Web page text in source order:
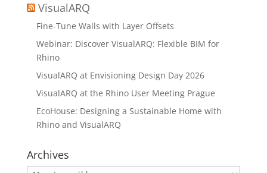
VisualARQ
Fine-Tune Walls with Layer Offsets
Webinar: Discover VisualARQ: Flexible BIM for
Rhino
VisualARQ at Envisioning Design Day 2026
VisualARQ at the Rhino User Meeting Prague
EcoHouse: Designing a Sustainable Home with
Rhino and VisualARQ
Archives